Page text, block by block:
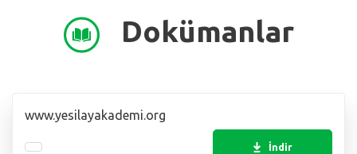
Dokümanlar
www.yesilayakademi.org
İndir